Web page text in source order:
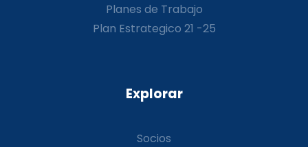
Planes de Trabajo
Plan Estrategico 21 -25
Explorar
Socios